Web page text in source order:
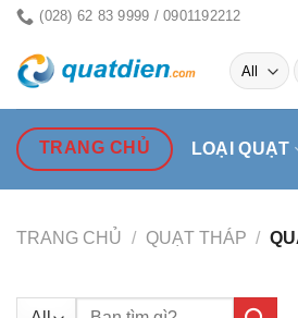
(028) 62 83 9999 / 0901192212
TRANG CHỦ LOẠI QUẠT
TRANG CHỦ / QUẠT THÁP /
Tìm